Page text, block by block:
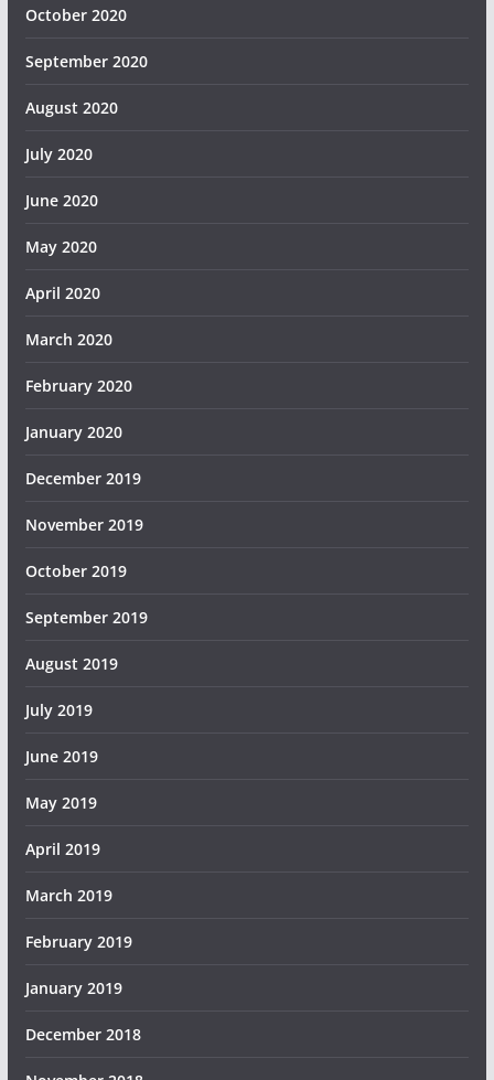
October 2020
September 2020
August 2020
July 2020
June 2020
May 2020
April 2020
March 2020
February 2020
January 2020
December 2019
November 2019
October 2019
September 2019
August 2019
July 2019
June 2019
May 2019
April 2019
March 2019
February 2019
January 2019
December 2018